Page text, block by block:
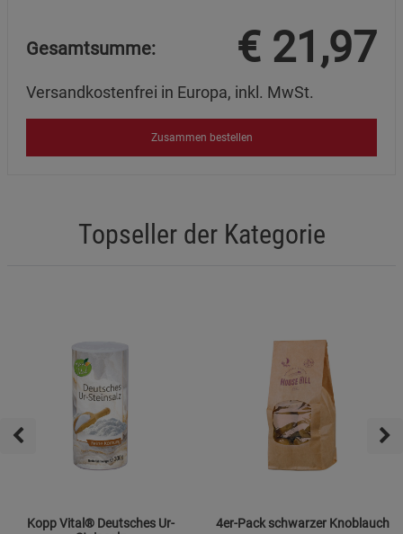
Gesamtsumme: € 21,97
Versandkostenfrei in Europa, inkl. MwSt.
Zusammen bestellen
Topseller der Kategorie
Kopp Vital® Deutsches Ur-
4er-Pack schwarzer Knoblauch